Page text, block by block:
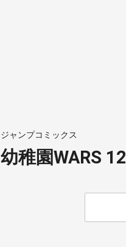
ジャンプコミックス
幼稚園WARS 12